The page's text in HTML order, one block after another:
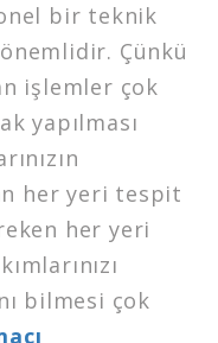
bir teknik
Çünkü
işlemler çok
yapılması
her yeri tespit
her yeri
bilmesi çok